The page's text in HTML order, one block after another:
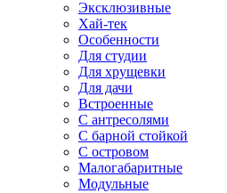
Эксклюзивные
Хай-тек
Особенности
Для студии
Для хрущевки
Для дачи
Встроенные
С антресолями
С барной стойкой
С островом
Малогабаритные
Модульные